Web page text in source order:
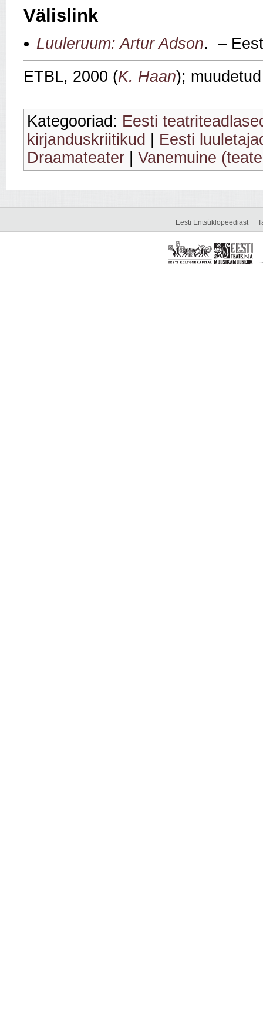
Välislink
Luuleruum: Artur Adson. –
ETBL, 2000 (K. Haan);
Kategooriad: Eesti
kirjanduskriitikud
Eesti
Draamateater
Vanemuine
Eesti Entsüklopeediast